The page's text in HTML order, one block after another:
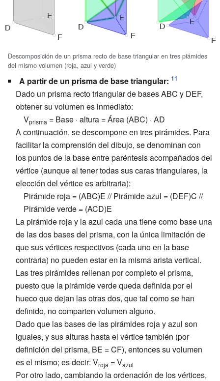
Descomposición de un prisma recto de base triangular en tres piámides
del mismo volumen (roja, azul y verde)
A partir de un prisma de base triangular:
Dado un prisma recto triangular de bases ABC y DEF,
obtener su volumen es inmediato:
Vprisma = Base · altura = Área (ABC) · AD
A continuación, se descompone en tres pirámides. Para
facilitar la comprensión del dibujo, se denominan con
los puntos de la base entre paréntesis acompañados del
vértice (aunque al tener todas sus caras triangulares, la
elección del vértice es arbitraria):
Pirámide roja = (ABC)E // Pirámide azul = (DEF)C //
Pirámide verde = (ACD)E
La pirámide roja y la azul cada una tiene como base una
de las dos bases del prisma, con la única limitación de
que sus vértices respectivos (cada uno en la base
contraria) no pueden estar en la misma arista vertical.
Las tres pirámides rellenan por completo el prisma,
puesto que la pirámide verde queda definida por el
hueco que dejan las otras dos, que tal como se han
definido, no comparten volumen alguno.
Dado que las bases de las pirámides roja y azul son
iguales, y sus alturas hasta el vértice también (por
definición del prisma, BE = CF), entonces su volumen
es el mismo; es decir: Vroja = Vazul
Por otro lado, cambiando la ordenación de los vértices,